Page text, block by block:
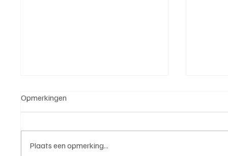
Opmerkingen
Plaats een opmerking...